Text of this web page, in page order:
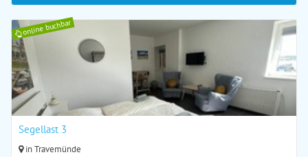
online buchbar
Segellast 3
in Travemünde